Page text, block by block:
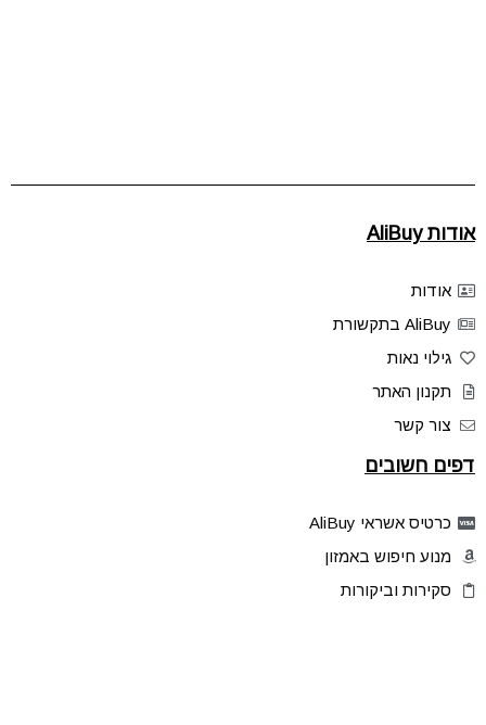
אודות AliBuy
אודות
AliBuy בתקשורת
גילוי נאות
תקנון האתר
צור קשר
דפים חשובים
כרטיס אשראי AliBuy
מנוע חיפוש באמזון
סקירות וביקורות